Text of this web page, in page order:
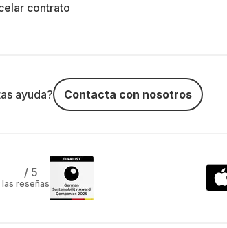
contrato
ayuda? Contacta con nosotros
/ 5
reseñas